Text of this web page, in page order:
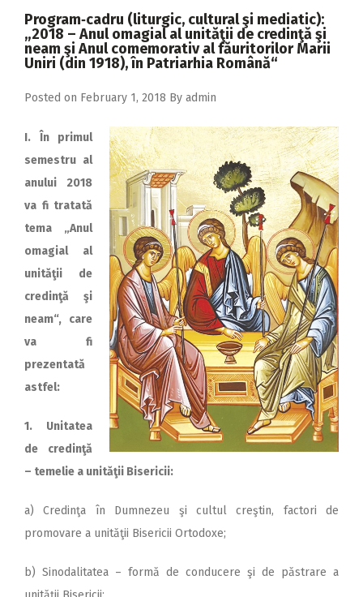
2017
2016
2015
2014
2013
2012
2010
2009
Program‑cadru (liturgic, cultural şi mediatic):
„2018 – Anul omagial al unităţii de credinţă şi
neam şi Anul comemorativ al făuritorilor Marii
Uniri (din 1918), în Patriarhia Română“
Posted on February 1, 2018 By admin
I. În primul
semestru al
anului 2018
va fi tratată
tema „Anul
omagial al
unităţii de
credinţă şi
neam“, care
va fi
prezentată
astfel:
1. Unitatea
de credinţă
– temelie a unităţii Bisericii:
a) Credinţa în Dumnezeu şi cultul creştin, factori de
promovare a unităţii Bisericii Ortodoxe;
b) Sinodalitatea – formă de conducere şi de păstrare a